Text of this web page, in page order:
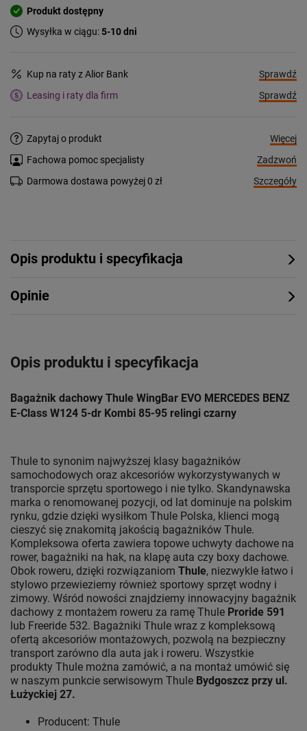
Produkt dostępny
Wysyłka w ciągu:5-10 dni
Kup na raty z Alior Bank
Sprawdź
Leasing i raty dla firm
Sprawdź
Zapytaj o produkt
Więcej
Fachowa pomoc specjalisty
Zadzwoń
Darmowa dostawa powyżej 0 zł
Szczegóły
Opis produktu i specyfikacja
Opinie
Opis produktu i specyfikacja
Bagażnik dachowy Thule WingBar EVO MERCEDES BENZ
E-Class W124 5-dr Kombi 85-95 relingi czarny
Thule to synonim najwyższej klasy bagażników
samochodowych oraz akcesoriów wykorzystywanych w
transporcie sprzętu sportowego i nie tylko. Skandynawska
marka o renomowanej pozycji, od lat dominuje na polskim
rynku, gdzie dzięki wysiłkom Thule Polska, klienci mogą
cieszyć się znakomitą jakością bagażników Thule.
Kompleksowa oferta zawiera topowe uchwyty dachowe na
rower, bagażniki na hak, na klapę auta czy boxy dachowe.
Obok roweru, dzięki rozwiązaniom Thule, niezwykle łatwo i
stylowo przewieziemy również sportowy sprzęt wodny i
zimowy. Wśród nowości znajdziemy innowacyjny bagażnik
dachowy z montażem roweru za ramę Thule Proride 591
lub Freeride 532. Bagażniki Thule wraz z kompleksową
ofertą akcesoriów montażowych, pozwolą na bezpieczny
transport zarówno dla auta jak i roweru. Wszystkie
produkty Thule można zamówić, a na montaż umówić się
w naszym punkcie serwisowym Thule Bydgoszcz przy ul.
Łużyckiej 27.
Producent: Thule